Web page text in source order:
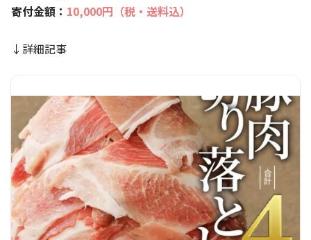
寄付金額： 10,000円（税・送料込）
↓詳細記事